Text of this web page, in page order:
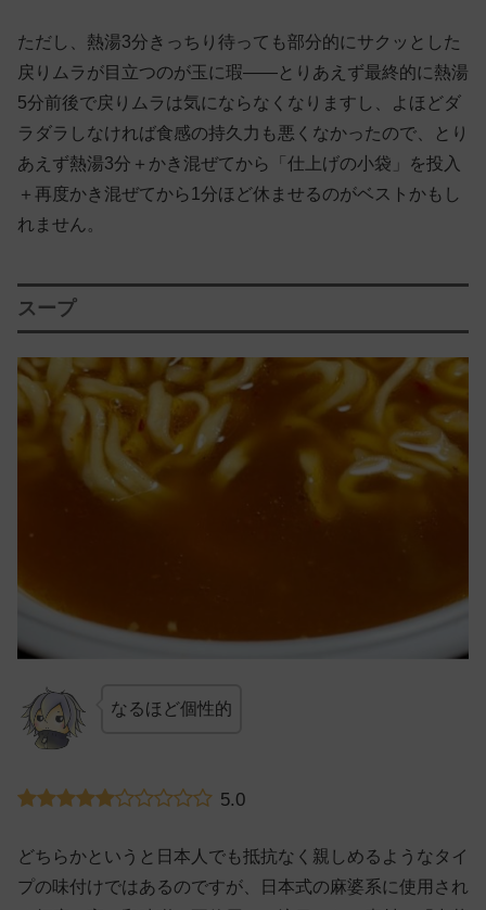
ただし、熱湯3分きっちり待っても部分的にサクッとした
戻りムラが目立つのが玉に瑕——とりあえず最終的に熱湯
5分前後で戻りムラは気にならなくなりますし、よほどダ
ラダラしなければ食感の持久力も悪くなかったので、とり
あえず熱湯3分＋かき混ぜてから「仕上げの小袋」を投入
＋再度かき混ぜてから1分ほど休ませるのがベストかもし
れません。
スープ
なるほど個性的
5.0
どちらかというと日本人でも抵抗なく親しめるようなタイ
プの味付けではあるのですが、日本式の麻婆系に使用され